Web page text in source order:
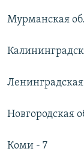
Мурманская
Ленинградская
Новгородская
Коми - 7